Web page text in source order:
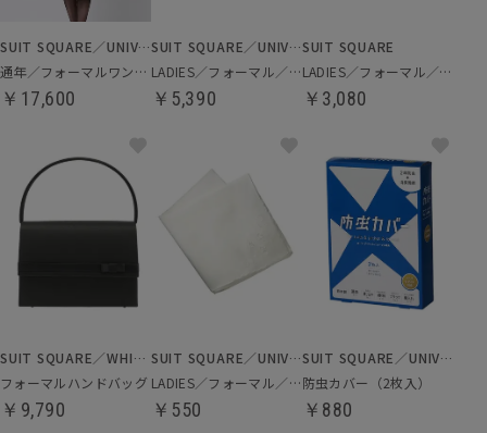
SUIT SQUARE／UNIVERSAL LANGUAGE／WHITE
通年／フォーマルワンピース
￥17,600
SUIT SQUARE／UNIVERSAL LANGUAGE／WHITE
LADIES／フォーマル／数珠
￥5,390
SUIT SQUARE
LADIES／フォーマル／ふくさ
￥3,080
SUIT SQUARE／WHITE
フォーマルハンドバッグ
￥9,790
SUIT SQUARE／UNIVERSAL LANGUAGE／WHITE
LADIES／フォーマル／ハンカチ
￥550
SUIT SQUARE／UNIVERSAL LANGUAGE
防虫カバー（2枚入）
￥880